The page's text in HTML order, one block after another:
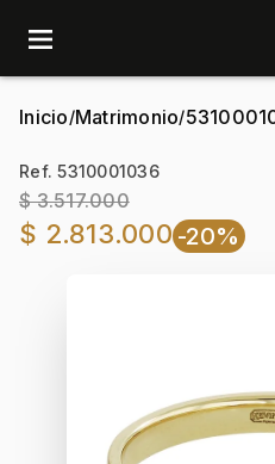
menu
Inicio/Matrimonio/
Ref. 5310001036
$ 3.517.000
$ 2.813.000 -20%